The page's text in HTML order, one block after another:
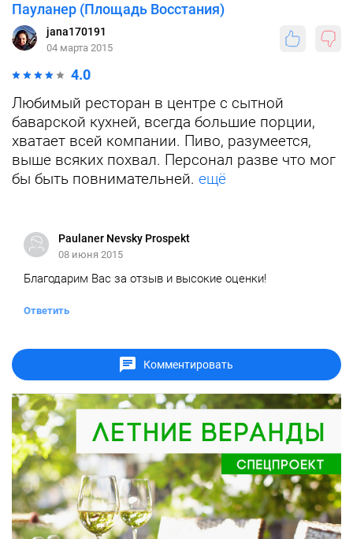
Пауланер (Площадь Восстания)
jana170191
04 марта 2015
4.0
Любимый ресторан в центре с сытной
баварской кухней, всегда большие порции,
хватает всей компании. Пиво, разумеется,
выше всяких похвал. Персонал разве что мог
бы быть повнимательней. ещё
Paulaner Nevsky Prospekt
08 июня 2015
Благодарим Вас за отзыв и высокие оценки!
Ответить
Комментировать